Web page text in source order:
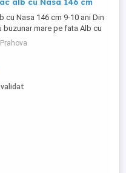
cu Nasa 146 cm 9-10 ani Din
buzunar mare pe fata Alb cu
cu Nasa, inclusiv pe
nou, dar arata foarte bine.